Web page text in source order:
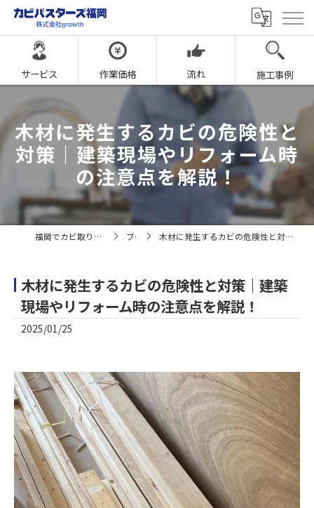
サービス 作業価格 流れ 施工事例
木材に発生するカビの危険性と
対策｜建築現場やリフォーム時
の注意点を解説！
福岡でカビ取りならカビバスターズ福岡 ブログ 木材に発生するカビの危険性と対策｜建築現場やリフォーム時の注意点を解説！
木材に発生するカビの危険性と対策｜建築
現場やリフォーム時の注意点を解説！
2025/01/25